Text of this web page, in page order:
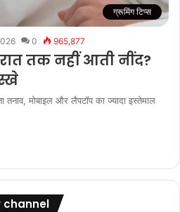
ग्रूमिंग टिप्स
0 965,877
तक नहीं आती नींद?
मोबाइल और लैपटॉप का ज्यादा इस्तेमाल
channel